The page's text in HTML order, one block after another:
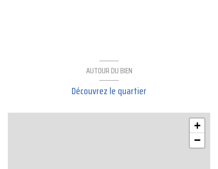
AUTOUR DU BIEN
Découvrez le quartier
+
−